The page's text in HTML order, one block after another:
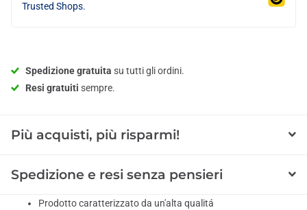
Trusted Shops.
Spedizione gratuita su tutti gli ordini.
Resi gratuiti sempre.
Più acquisti, più risparmi!
Spedizione e resi senza pensieri
Prodotto caratterizzato da un'alta qualitá